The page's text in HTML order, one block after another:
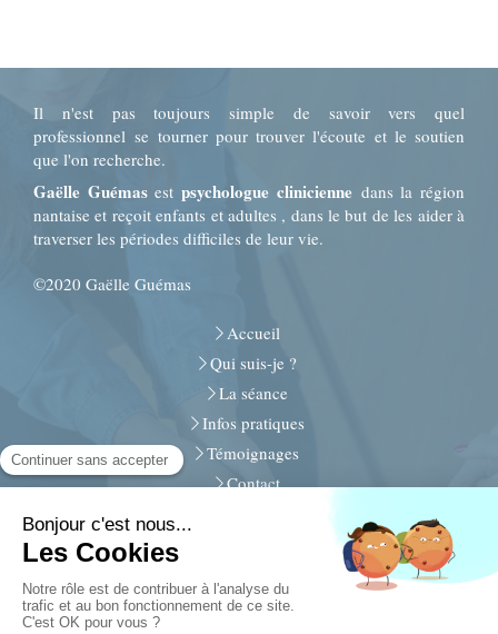
Il n'est pas toujours simple de savoir vers quel
professionnel se tourner pour trouver l'écoute et le soutien
que l'on recherche.
Gaëlle Guémasestpsychologue clinicienne dans la région
nantaise et reçoit enfants et adultes , dans le but de les aider à
traverser les périodes difficiles de leur vie.
©2020 Gaëlle Guémas
Accueil
Qui suis-je ?
La séance
Infos pratiques
Témoignages
Contact
30, rue de Beaulieu
44340 Bouguenais